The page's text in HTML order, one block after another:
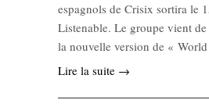
espagnols de Crisix sortira le
Listenable. Le groupe vient
la nouvelle version de «
Lire la suite →